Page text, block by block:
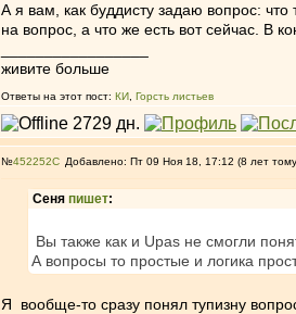
А я вам, как буддисту задаю вопрос: что
на вопрос, а что же есть вот сейчас. В
живите больше
Ответы на этот пост: КИ Горсть листьев
№452252 Добавлено: Пт 09 Ноя 18, 17:12 (8 лет
Сеня пишет:
Вы также как и Upas не смогли
А вопросы то простые и логика
Я вообще-то сразу понял тупизну